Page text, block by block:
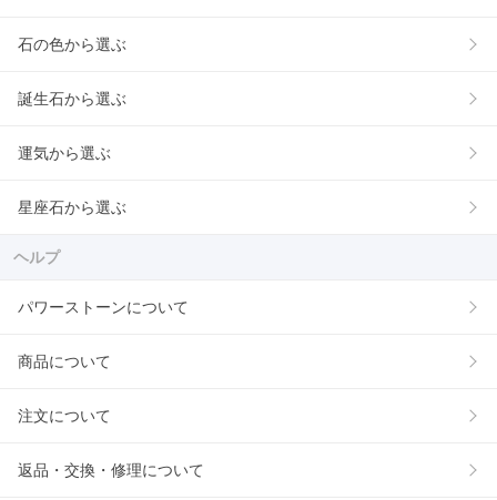
石の色から選ぶ
誕生石から選ぶ
運気から選ぶ
星座石から選ぶ
ヘルプ
パワーストーンについて
商品について
注文について
返品・交換・修理について